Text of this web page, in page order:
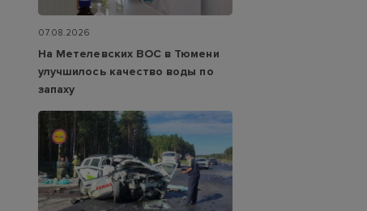
07.08.2026
На Метелевских ВОС в Тюмени
улучшилось качество воды по
запаху